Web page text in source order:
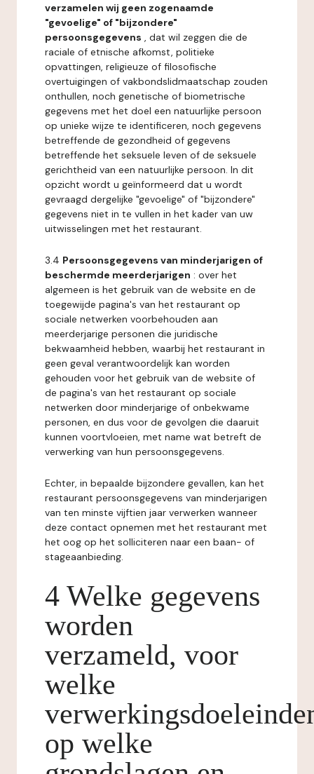
verzamelen wij geen zogenaamde
"gevoelige" of "bijzondere"
persoonsgegevens , dat wil zeggen die de
raciale of etnische afkomst, politieke
opvattingen, religieuze of filosofische
overtuigingen of vakbondslidmaatschap zouden
onthullen, noch genetische of biometrische
gegevens met het doel een natuurlijke persoon
op unieke wijze te identificeren, noch gegevens
betreffende de gezondheid of gegevens
betreffende het seksuele leven of de seksuele
gerichtheid van een natuurlijke persoon. In dit
opzicht wordt u geïnformeerd dat u wordt
gevraagd dergelijke "gevoelige" of "bijzondere"
gegevens niet in te vullen in het kader van uw
uitwisselingen met het restaurant.
3.4 Persoonsgegevens van minderjarigen of
beschermde meerderjarigen : over het
algemeen is het gebruik van de website en de
toegewijde pagina's van het restaurant op
sociale netwerken voorbehouden aan
meerderjarige personen die juridische
bekwaamheid hebben, waarbij het restaurant in
geen geval verantwoordelijk kan worden
gehouden voor het gebruik van de website of
de pagina's van het restaurant op sociale
netwerken door minderjarige of onbekwame
personen, en dus voor de gevolgen die daaruit
kunnen voortvloeien, met name wat betreft de
verwerking van hun persoonsgegevens.
Echter, in bepaalde bijzondere gevallen, kan het
restaurant persoonsgegevens van minderjarigen
van ten minste vijftien jaar verwerken wanneer
deze contact opnemen met het restaurant met
het oog op het solliciteren naar een baan- of
stageaanbieding.
4 Welke gegevens
worden
verzameld, voor
welke
op welke